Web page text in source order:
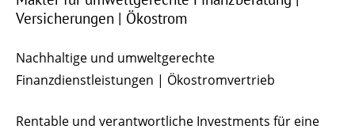
Versicherungen | Ökostrom
Nachhaltige und umweltgerechte
Finanzdienstleistungen | Ökostromvertrieb
Rentable und verantwortliche Investments für eine